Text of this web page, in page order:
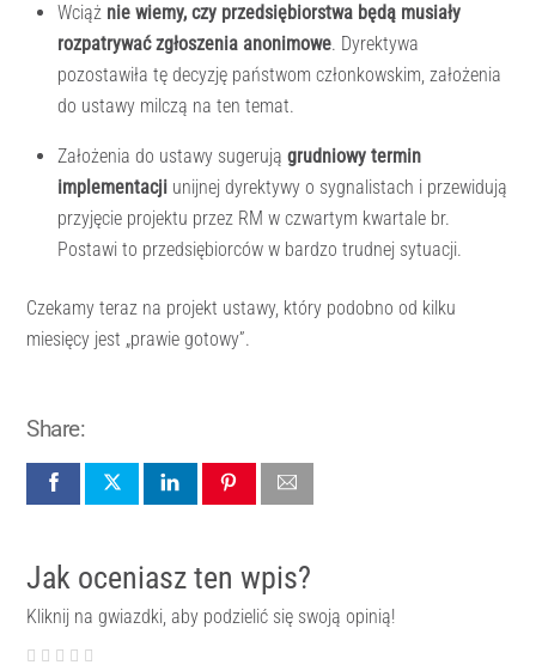
Wciąż nie wiemy, czy przedsiębiorstwa będą musiały
rozpatrywać zgłoszenia anonimowe. Dyrektywa
pozostawiła tę decyzję państwom członkowskim, założenia
do ustawy milczą na ten temat.
Założenia do ustawy sugerują grudniowy termin
implementacji unijnej dyrektywy o sygnalistach i przewidują
przyjęcie projektu przez RM w czwartym kwartale br.
Postawi to przedsiębiorców w bardzo trudnej sytuacji.
Czekamy teraz na projekt ustawy, który podobno od kilku
miesięcy jest „prawie gotowy”.
Share:
Jak oceniasz ten wpis?
Kliknij na gwiazdki, aby podzielić się swoją opinią!